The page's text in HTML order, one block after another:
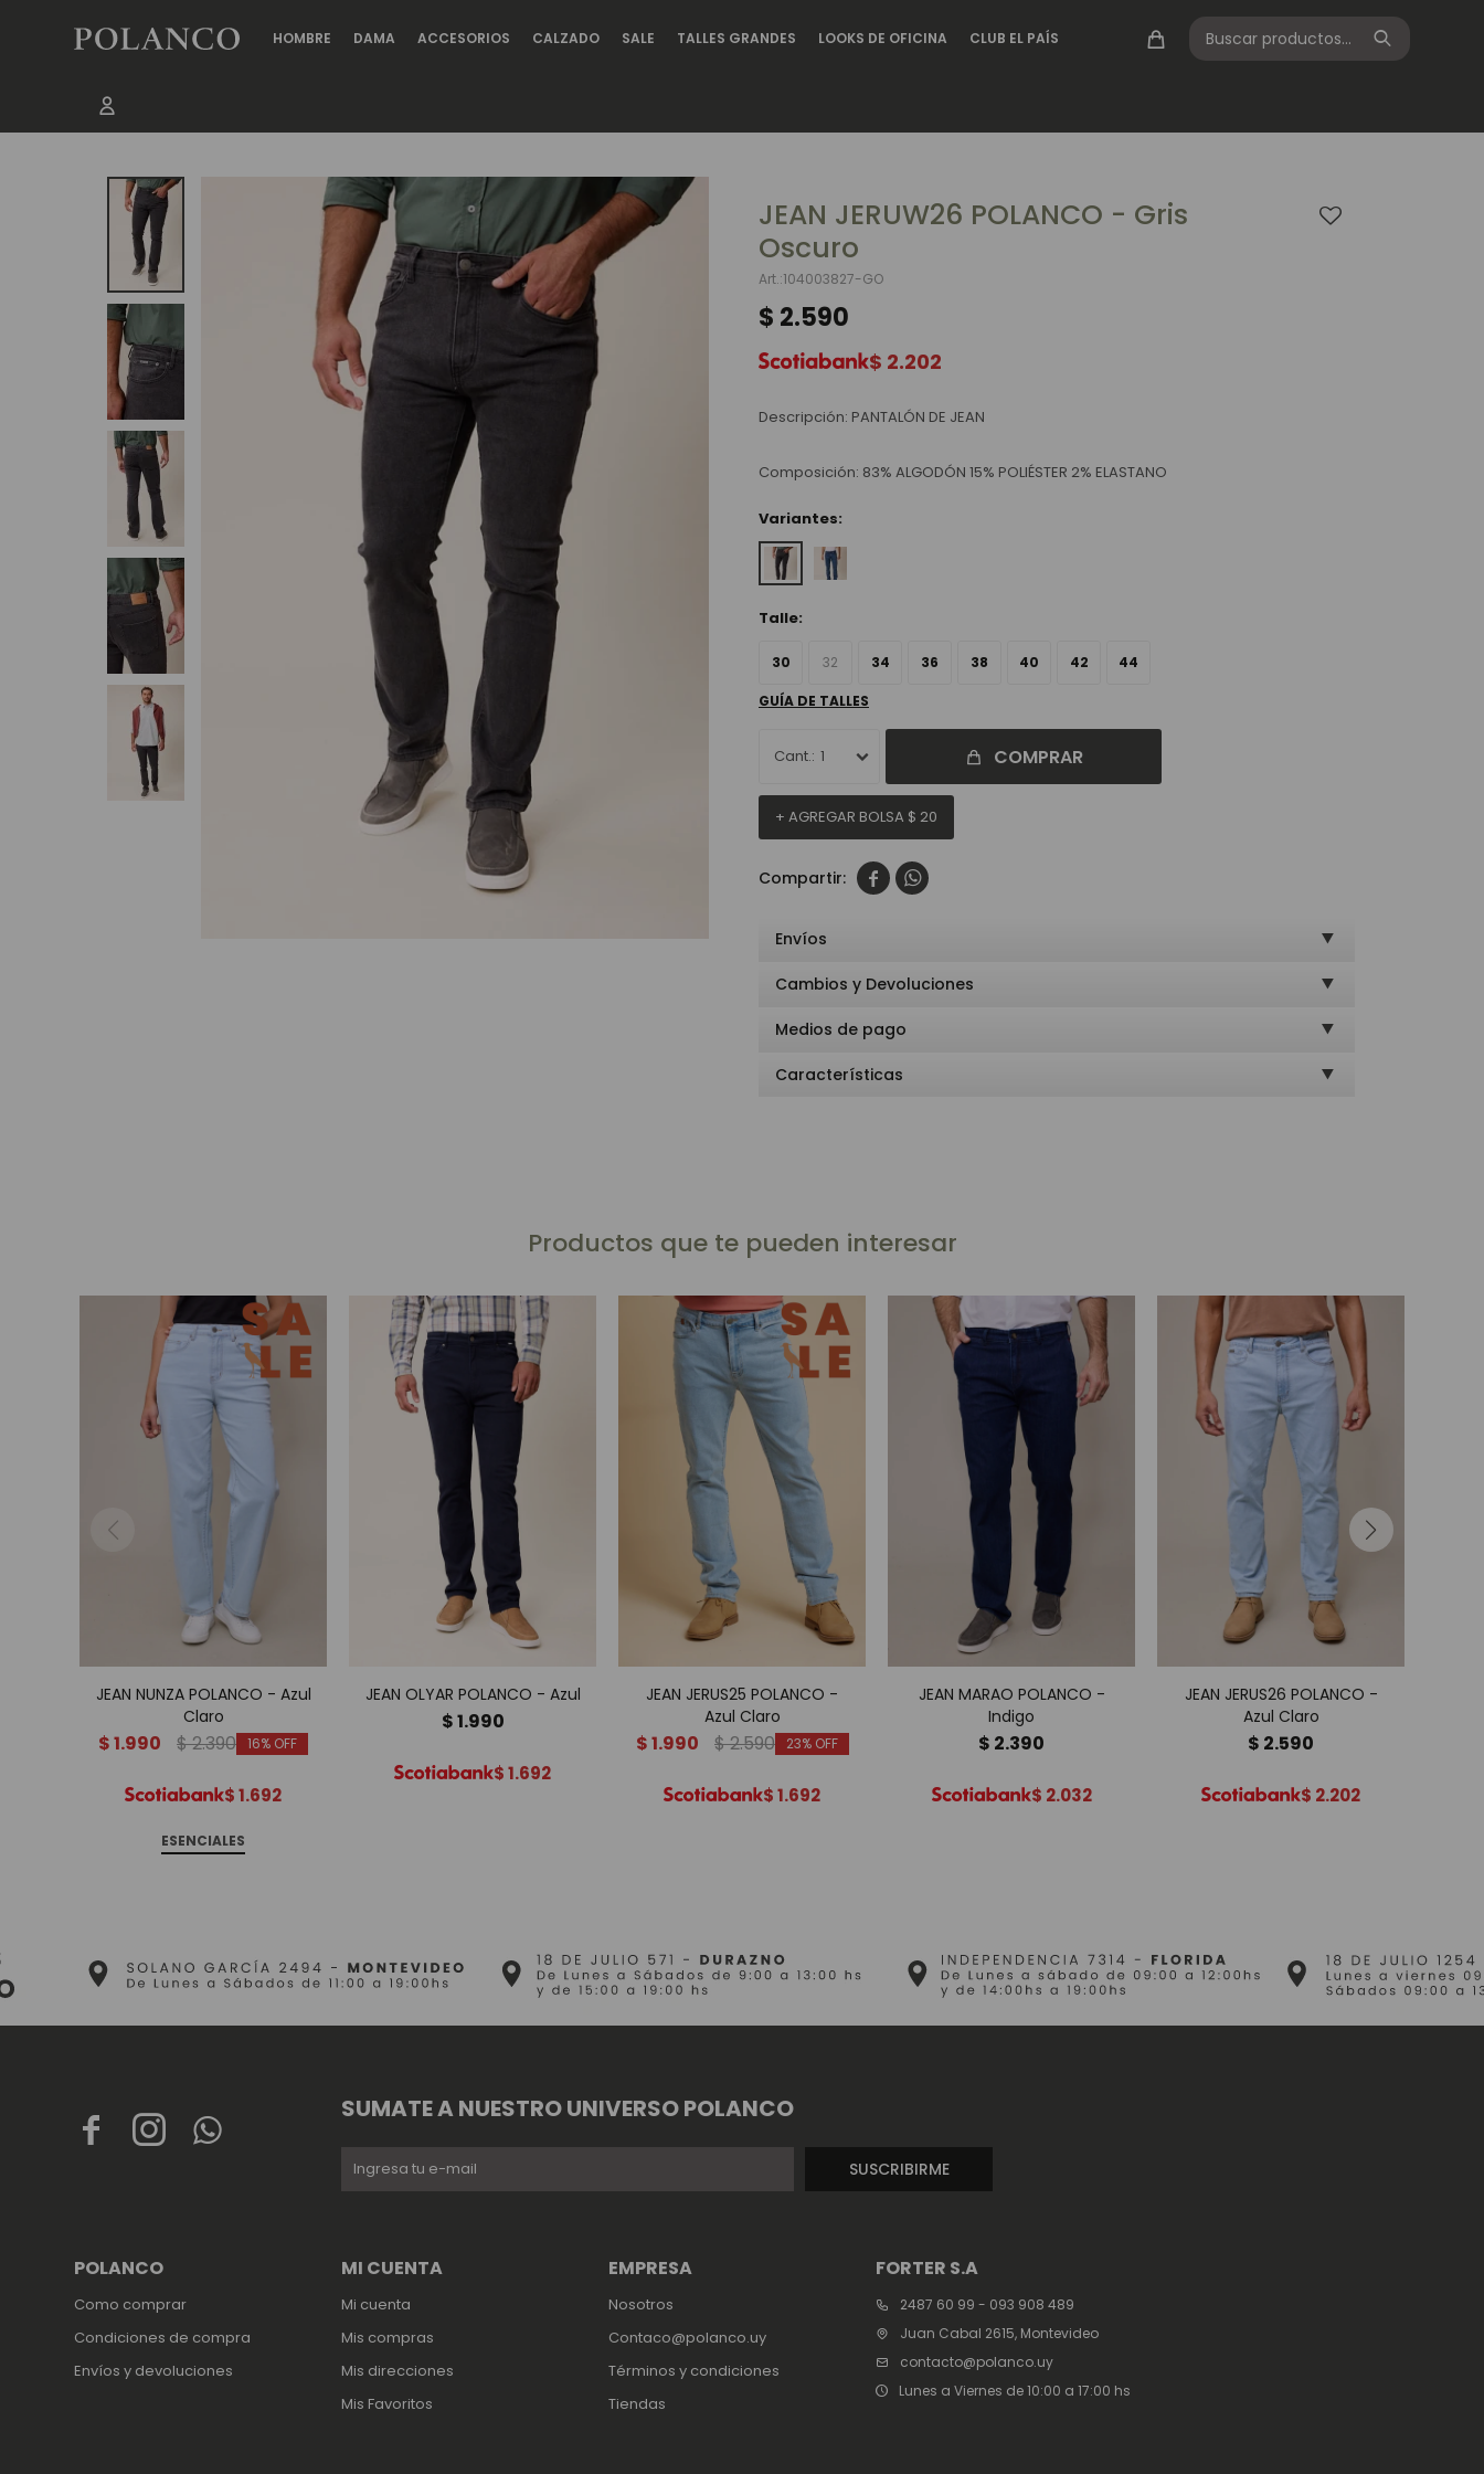
HOMBRE DAMA ACCESORIOS CALZADO SALE TALLES GRANDES LOOKS DE OFICINA CLUB EL PAÍS
JEAN JERUW26 POLANCO - Gris
Oscuro
104003827-GO
$ 2.590
$ 2.202
Descripción: PANTALÓN DE JEAN
Composición: 83% ALGODÓN 15% POLIÉSTER 2% ELASTANO
Variantes:
Talle:
30 32 34 36 38 40 42 44
GUÍA DE TALLES
1 COMPRAR
+ AGREGAR BOLSA $ 20
 
Envíos
Cambios y Devoluciones
Medios de pago
Características
Productos que te pueden interesar
JEAN NUNZA POLANCO - Azul
Claro
$1.990 $2.390 16
$1.692
ESENCIALES
JEAN OLYAR POLANCO - Azul
$1.990
$1.692
JEAN JERUS25 POLANCO -
Azul Claro
$1.990 $2.590 23
$1.692
JEAN MARAO POLANCO -
Indigo
$ 2.390
$ 2.032
JEAN JERUS26 POLANCO -
Azul Claro
$ 2.590
$ 2.202
  
FORTER S.A
2487 60 99 - 093 908 489
Juan Cabal 2615, Montevideo
contacto@polanco.uy
Lunes a Viernes de 10:00 a 17:00 hs
EMPRESA
Nosotros
Contaco@polanco.uy
Términos y condiciones
Tiendas
POLANCO
Como comprar
Condiciones de compra
Envíos y devoluciones
MI CUENTA
Mi cuenta
Mis compras
Mis direcciones
Mis Favoritos
SUMATE A NUESTRO UNIVERSO POLANCO
SUSCRIBIRME